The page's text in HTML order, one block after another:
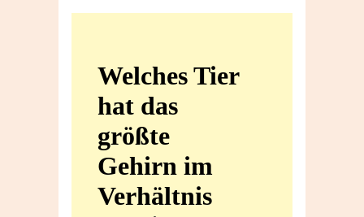
Welches
größte
Welches Tier
hat das
größte
Gehirn im
Verhältnis